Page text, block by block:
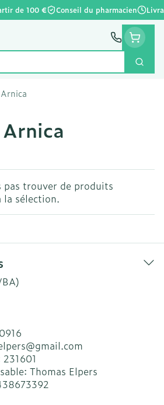
de 100 € Conseil du pharmacien
Arnica
Arnica
pas trouver de produits
la sélection.
gmail.com
231601
Thomas Elpers